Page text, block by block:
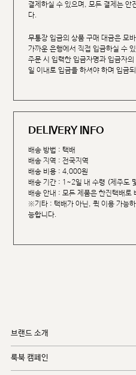
결제하실 수 있으며, 모든 결제는 안
다.
무통장 입금의 상품 구매 대금은 모
가까운 은행에서 직접 입금하실 수
주문 시 입력한 입금자명과 입금자
일 이내로 입금을 하셔야 하며 입금
DELIVERY INFO
배송 방법 : 택배
배송 지역 : 전국지역
배송 비용 : 4,000원
배송 기간 : 1~2일 내 수령 (제주도
배송 안내 : 모든 제품은 한진택배로
※기타 : 택배가 아닌, 퀵 이용 가능
능합니다.
브랜드 소개
룩북 캠페인